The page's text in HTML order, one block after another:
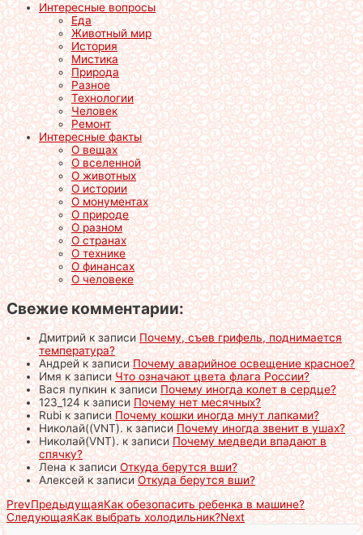
Интересные вопросы
Еда
Животный мир
История
Мистика
Природа
Разное
Технологии
Человек
Ремонт
Интересные факты
О вещах
О вселенной
О животных
О истории
О монументах
О природе
О разном
О странах
О технике
О финансах
О человеке
Свежие комментарии:
Дмитрийк записиПочему, съев грифель, поднимается
температура?
Андрейк записиПочему аварийное освещение красное?
Имяк записиЧто означают цвета флага России?
Вася пупкинк записиПочему иногда колет в сердце?
123_124к записиПочему нет месячных?
Rubiк записиПочему кошки иногда мнут лапками?
Николай((VNT).к записиПочему иногда звенит в ушах?
Николай(VNT).к записиПочему медведи впадают в
спячку?
Ленак записиОткуда берутся вши?
Алексейк записиОткуда берутся вши?
PrevПредыдущаяКак обезопасить ребенка в машине?
СледующаяКак выбрать холодильник?Next